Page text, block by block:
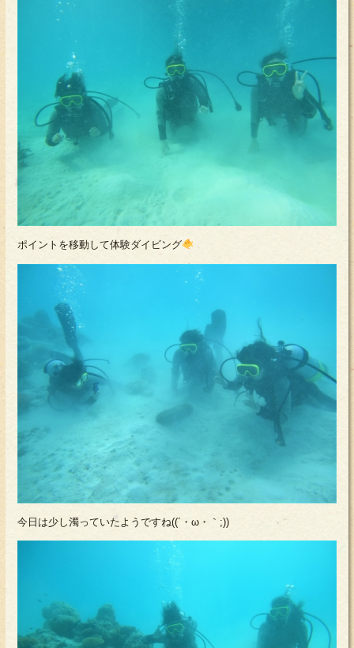
ポイントを移動して体験ダイビング
今日は少し濁っていたようですね((´・ω・｀;))